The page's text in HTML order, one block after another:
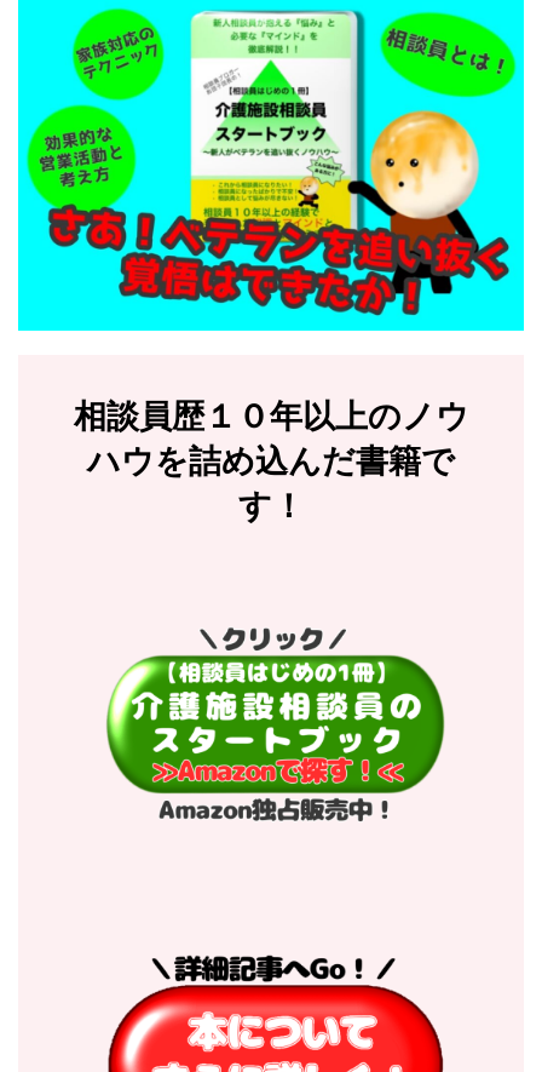
相談員歴１０年以上のノウ
ハウを詰め込んだ書籍で
す！